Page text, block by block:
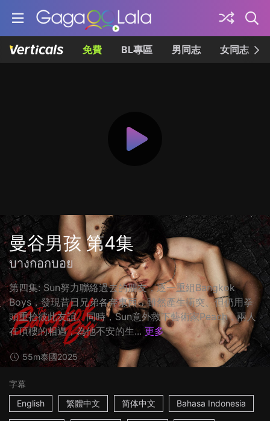
免費 BL專區 男同志 女同志
曼谷男孩 第4集
บางกอกบอย
第四集: Sun努力聯絡過去的朋友，逐一重組Bangkok
Boys，發現昔日兄弟各奔東西，雖然產生衝突、但仍用拳
頭重拾彼此友誼。同時，Sun意外救下藝術家Peach，兩人
在頂樓的相遇，為他不安的生... 更多
55m泰國2025
字幕
English
繁體中文 简体中文 Bahasa Indonesia